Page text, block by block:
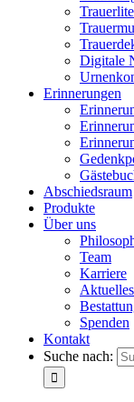
Digitale
Erinnerungen
Abschiedsraum
Produkte
Über uns
Team
Karriere
Aktuelles
Spenden
Kontakt
Suche nach: